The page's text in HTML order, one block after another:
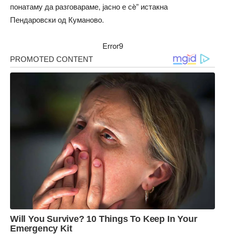
понатаму да разговараме, јасно е сè” истакна
Пендаровски од Куманово.
Error9